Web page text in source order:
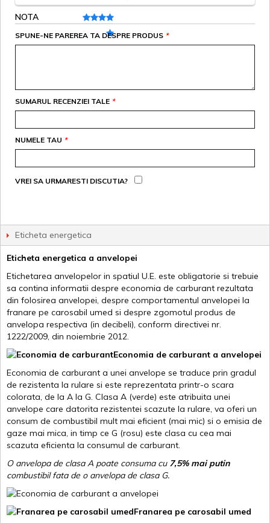
NOTA
*
SPUNE-NE PAREREA TA DESPRE PRODUS
*
SUMARUL RECENZIEI TALE
*
NUMELE TAU
VREI SA URMARESTI DISCUTIA?
Eticheta energetica
Eticheta energetica a anvelopei
Etichetarea anvelopelor in spatiul U.E. este obligatorie si trebuie
sa contina informatii despre economia de carburant rezultata
din folosirea anvelopei, despre comportamentul anvelopei la
franare pe carosabil umed si despre zgomotul produs de
anvelopa respectiva (in decibeli), conform directivei nr.
1222/2009, din noiembrie 2012.
Economia de carburant a anvelopei
Economia de carburant a unei anvelope se traduce prin gradul
de rezistenta la rulare si este reprezentata printr-o scara
colorata, de la A la G. Clasa A (verde) este atribuita unei
anvelope care datorita rezistentei scazute la rulare, va oferi un
consum de combustibil mult mai eficient (mai mic) si o emisia de
gaze mai mica, in timp ce G (rosu) este clasa cu cea mai
scazuta eficienta la consumul de carburant.
O anvelopa de clasa A poate consuma cu 7,5% mai putin
combustibil fata de o anvelopa de clasa G.
Franarea pe carosabil umed